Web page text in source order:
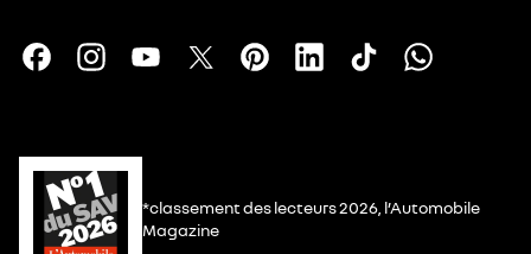
*classement des lecteurs 2026, l’Automobile
Magazine